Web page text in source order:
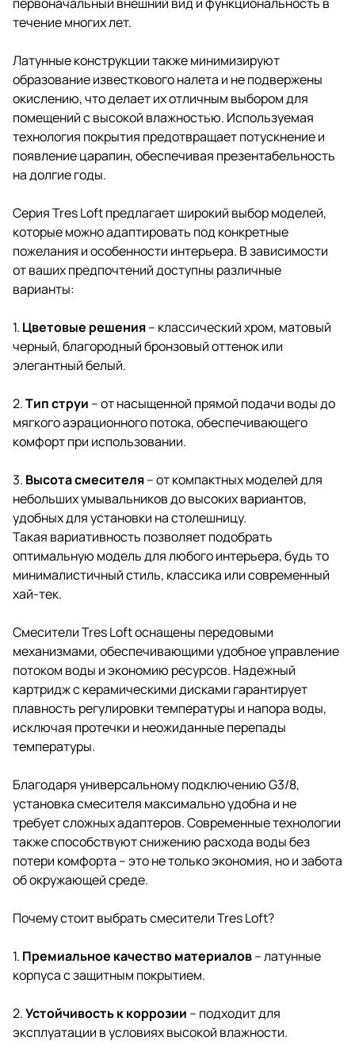
течение многих лет.
Латунные конструкции также минимизируют
образование известкового налета и не подвержены
окислению, что делает их отличным выбором для
помещений с высокой влажностью. Используемая
технология покрытия предотвращает потускнение и
появление царапин, обеспечивая презентабельность
на долгие годы.
Серия Tres Loft предлагает широкий выбор моделей,
которые можно адаптировать под конкретные
пожелания и особенности интерьера. В зависимости
от ваших предпочтений доступны различные
варианты:
1. Цветовые решения– классический хром, матовый
черный, благородный бронзовый оттенок или
элегантный белый.
2.Тип струи – от насыщенной прямой подачи воды до
мягкого аэрационного потока, обеспечивающего
комфорт при использовании.
3. Высота смесителя– от компактных моделей для
небольших умывальников до высоких вариантов,
удобных для установки на столешницу.
Такая вариативность позволяет подобрать
оптимальную модель для любого интерьера, будь то
минималистичный стиль, классика или современный
хай-тек.
Смесители Tres Loft оснащены передовыми
механизмами, обеспечивающими удобное управление
потоком воды и экономию ресурсов. Надежный
картридж с керамическими дисками гарантирует
плавность регулировки температуры и напора воды,
исключая протечки и неожиданные перепады
температуры.
Благодаря универсальному подключению G3/8,
установка смесителя максимально удобна и не
требует сложных адаптеров. Современные технологии
также способствуют снижению расхода воды без
потери комфорта – это не только экономия, но и забота
об окружающей среде.
Почему стоит выбрать смесители Tres Loft?
1. Премиальное качество материалов– латунные
корпуса с защитным покрытием.
2.Устойчивость к коррозии – подходит для
эксплуатации в условиях высокой влажности.